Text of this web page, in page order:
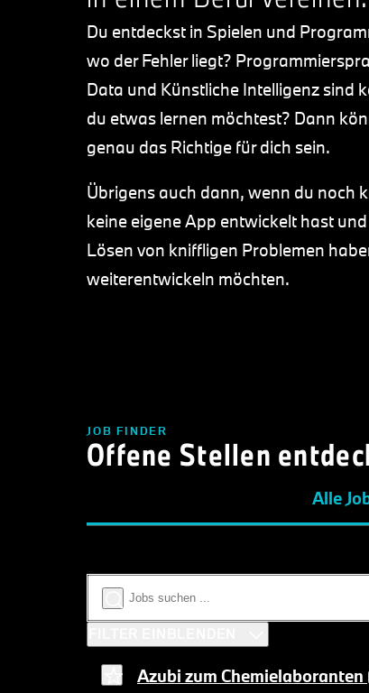
Du entdeckst in Spielen und
wo der Fehler liegt?
Data und Künstliche Intelligenz sind
du etwas lernen möchtest? Dann
genau das Richtige für dich sein.​
​Übrigens auch dann, wenn du noch
keine eigene App entwickelt hast
Lösen von kniffligen Problemen
weiterentwickeln möchten.​
JOB FINDER
Offene Stellen
Alle
Azubi zum